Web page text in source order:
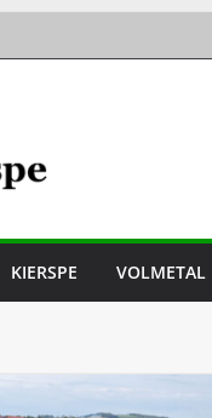
KIERSPE VOLMETAL